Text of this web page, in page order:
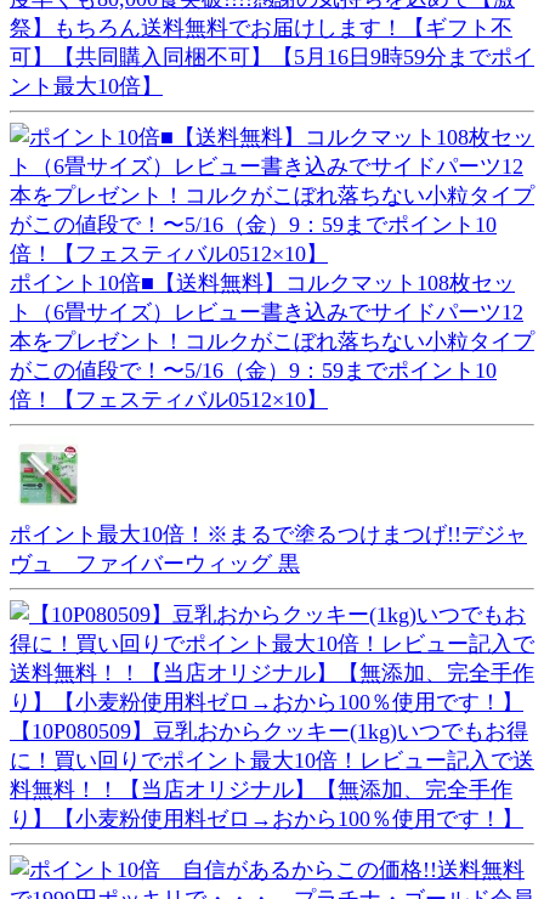
祭】もちろん送料無料でお届けします！【ギフト不
可】【共同購入同梱不可】【5月16日9時59分までポイ
ント最大10倍】
ポイント10倍■【送料無料】コルクマット108枚セッ
ト（6畳サイズ）レビュー書き込みでサイドパーツ12
本をプレゼント！コルクがこぼれ落ちない小粒タイプ
がこの値段で！〜5/16（金）9：59までポイント10
倍！【フェスティバル0512×10】
ポイント最大10倍！※まるで塗るつけまつげ!!デジャ
ヴュ ファイバーウィッグ 黒
【10P080509】豆乳おからクッキー(1kg)いつでもお得
に！買い回りでポイント最大10倍！レビュー記入で送
料無料！！【当店オリジナル】【無添加、完全手作
り】【小麦粉使用料ゼロ→おから100％使用です！】